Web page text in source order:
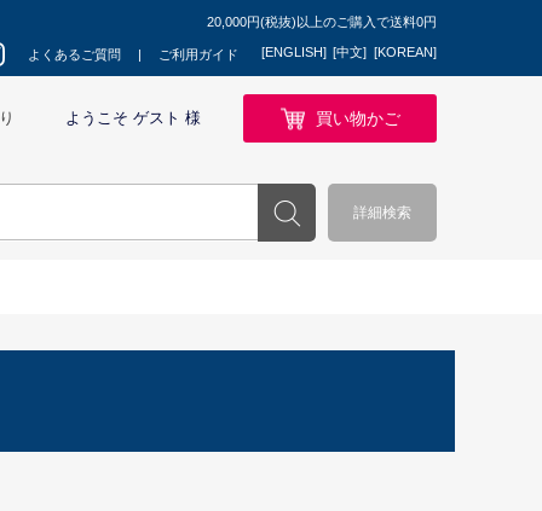
20,000円(税抜)以上のご購入で送料0円
よくあるご質問 ご利用ガイド [ENGLISH] [中文] [KOREAN]
ようこそ ゲスト 様 買い物かご
詳細検索